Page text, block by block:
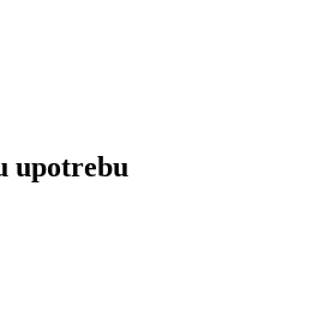
upotrebu